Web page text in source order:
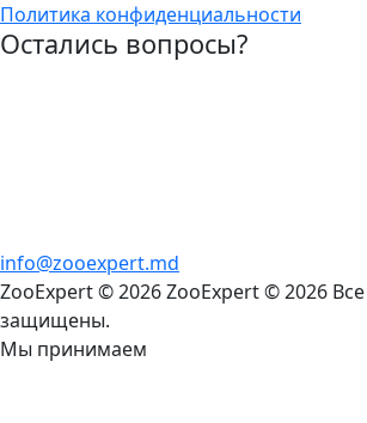
Политика конфиденциальности
Остались вопросы?
info@zooexpert.md
ZooExpert © 2026ZooExpert © 2026
защищены.
Мы принимаем